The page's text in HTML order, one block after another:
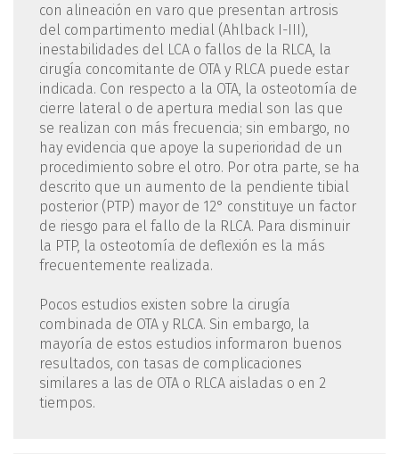
con alineación en varo que presentan artrosis
del compartimento medial (Ahlback I-III),
inestabilidades del LCA o fallos de la RLCA, la
cirugía concomitante de OTA y RLCA puede estar
indicada. Con respecto a la OTA, la osteotomía de
cierre lateral o de apertura medial son las que
se realizan con más frecuencia; sin embargo, no
hay evidencia que apoye la superioridad de un
procedimiento sobre el otro. Por otra parte, se ha
descrito que un aumento de la pendiente tibial
posterior (PTP) mayor de 12° constituye un factor
de riesgo para el fallo de la RLCA. Para disminuir
la PTP, la osteotomía de deflexión es la más
frecuentemente realizada.
Pocos estudios existen sobre la cirugía
combinada de OTA y RLCA. Sin embargo, la
mayoría de estos estudios informaron buenos
resultados, con tasas de complicaciones
similares a las de OTA o RLCA aisladas o en 2
tiempos.